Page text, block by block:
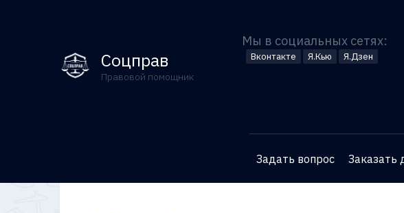
Соцправ
Правовой помощник
Мы в социальных сетях:
Вконтакте Я.Кью Я.Дзен
и
Задать вопрос Заказать